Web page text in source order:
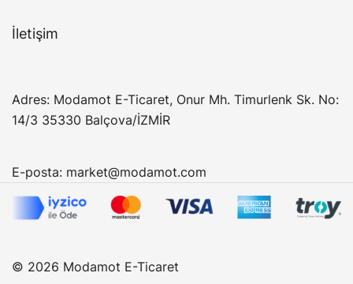
İletişim
Adres: Modamot E-Ticaret, Onur Mh. Timurlenk Sk. No:
14/3 35330 Balçova/İZMİR
E-posta: market@modamot.com
© 2026 Modamot E-Ticaret